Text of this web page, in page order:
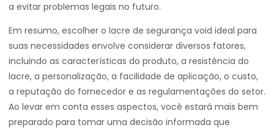
a evitar problemas legais no futuro.
Em resumo, escolher o lacre de segurança void ideal para
suas necessidades envolve considerar diversos fatores,
incluindo as características do produto, a resistência do
lacre, a personalização, a facilidade de aplicação, o custo,
a reputação do fornecedor e as regulamentações do setor.
Ao levar em conta esses aspectos, você estará mais bem
preparado para tomar uma decisão informada que